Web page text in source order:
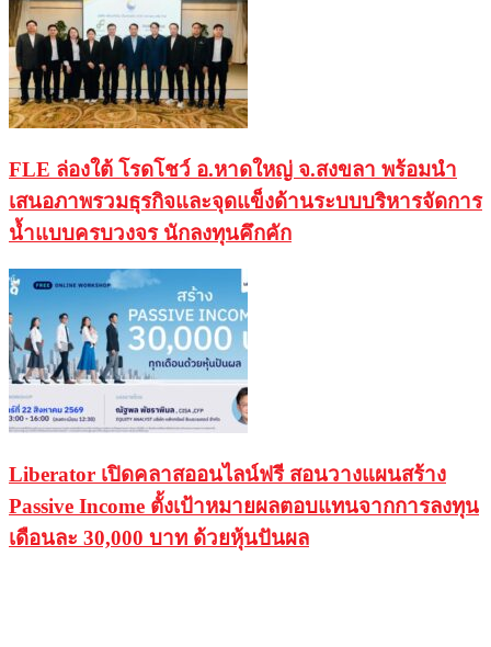
FLE ล่องใต้ โรดโชว์ อ.หาดใหญ่ จ.สงขลา พร้อมนำ
เสนอภาพรวมธุรกิจและจุดแข็งด้านระบบบริหารจัดการ
น้ำแบบครบวงจร นักลงทุนคึกคัก
Liberator เปิดคลาสออนไลน์ฟรี สอนวางแผนสร้าง
Passive Income ตั้งเป้าหมายผลตอบแทนจากการลงทุน
เดือนละ 30,000 บาท ด้วยหุ้นปันผล